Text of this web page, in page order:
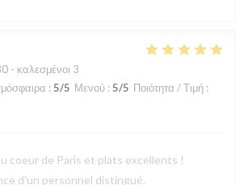
- καλεσμένοι 3
: 5/5 Μενού : 5/5 Ποιότητα / Τιμή :
coeur de Paris et plats excellents !
d'un personnel distingué.